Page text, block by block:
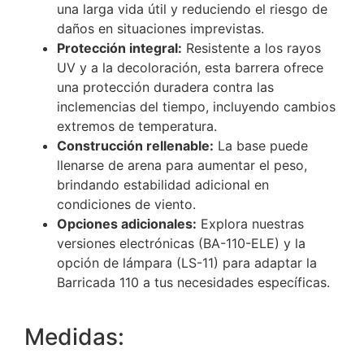
una larga vida útil y reduciendo el riesgo de
daños en situaciones imprevistas.
Protección integral: Resistente a los rayos
UV y a la decoloración, esta barrera ofrece
una protección duradera contra las
inclemencias del tiempo, incluyendo cambios
extremos de temperatura.
Construcción rellenable: La base puede
llenarse de arena para aumentar el peso,
brindando estabilidad adicional en
condiciones de viento.
Opciones adicionales: Explora nuestras
versiones electrónicas (BA-110-ELE) y la
opción de lámpara (LS-11) para adaptar la
Barricada 110 a tus necesidades específicas.
Medidas: